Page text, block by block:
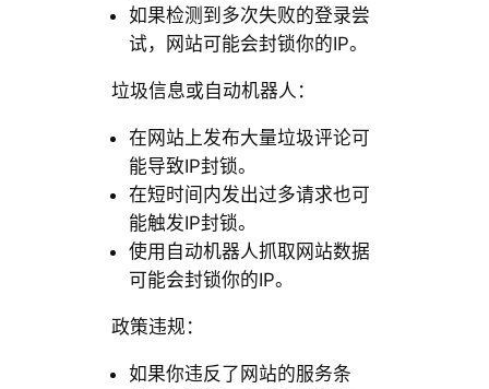
如果检测到多次失败的登录尝
试，网站可能会封锁你的IP。
垃圾信息或自动机器人：
在网站上发布大量垃圾评论可
能导致IP封锁。
在短时间内发出过多请求也可
能触发IP封锁。
使用自动机器人抓取网站数据
可能会封锁你的IP。
政策违规：
如果你违反了网站的服务条